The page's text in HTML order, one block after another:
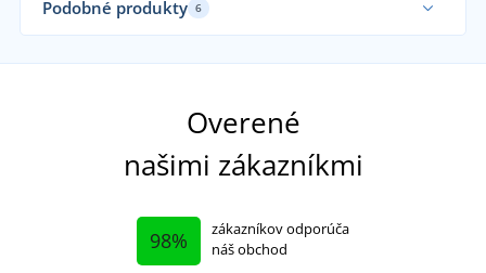
Sami obliekame
Podobné produkty 6
Overené
našimi zákazníkmi
98%
zákazníkov odporúča
náš obchod